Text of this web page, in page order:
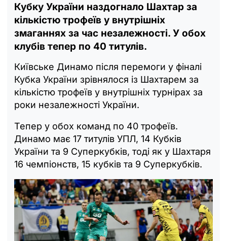
Кубку України наздогнало Шахтар за
кількістю трофеїв у внутрішніх
змаганнях за час незалежності. У обох
клубів тепер по 40 титулів.
Київське Динамо після перемоги у фіналі
Кубка України зрівнялося із Шахтарем за
кількістю трофеїв у внутрішніх турнірах за
роки незалежності України.
Тепер у обох команд по 40 трофеїв.
Динамо має 17 титулів УПЛ, 14 Кубків
України та 9 Суперкубків, тоді як у Шахтаря
16 чемпіонств, 15 кубків та 9 Суперкубків.